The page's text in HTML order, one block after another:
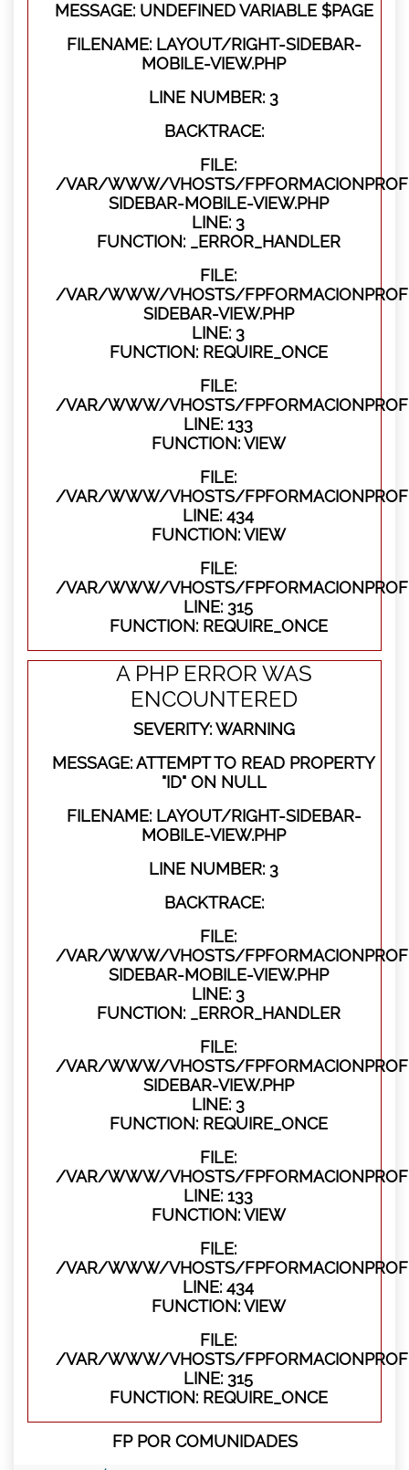
MESSAGE: UNDEFINED VARIABLE $PAGE
FILENAME: LAYOUT/RIGHT-SIDEBAR-
MOBILE-VIEW.PHP
LINE NUMBER: 3
BACKTRACE:
FILE:
/VAR/WWW/VHOSTS/
SIDEBAR-MOBILE-VIEW.PHP
LINE: 3
FUNCTION: _ERROR_HANDLER
FILE:
/VAR/WWW/VHOSTS/
SIDEBAR-VIEW.PHP
LINE: 3
FUNCTION: REQUIRE_ONCE
FILE:
/VAR/WWW/VHOSTS/
LINE: 133
FUNCTION: VIEW
FILE:
/VAR/WWW/VHOSTS/
LINE: 434
FUNCTION: VIEW
FILE:
/VAR/WWW/VHOSTS/
LINE: 315
FUNCTION: REQUIRE_ONCE
A PHP ERROR WAS
ENCOUNTERED
SEVERITY: WARNING
MESSAGE: ATTEMPT TO READ PROPERTY
"ID" ON NULL
FILENAME: LAYOUT/RIGHT-SIDEBAR-
MOBILE-VIEW.PHP
LINE NUMBER: 3
BACKTRACE:
FILE:
/VAR/WWW/VHOSTS/
SIDEBAR-MOBILE-VIEW.PHP
LINE: 3
FUNCTION: _ERROR_HANDLER
FILE:
/VAR/WWW/VHOSTS/
SIDEBAR-VIEW.PHP
LINE: 3
FUNCTION: REQUIRE_ONCE
FILE:
/VAR/WWW/VHOSTS/
LINE: 133
FUNCTION: VIEW
FILE:
/VAR/WWW/VHOSTS/
LINE: 434
FUNCTION: VIEW
FILE:
/VAR/WWW/VHOSTS/
LINE: 315
FUNCTION: REQUIRE_ONCE
FP POR COMUNIDADES